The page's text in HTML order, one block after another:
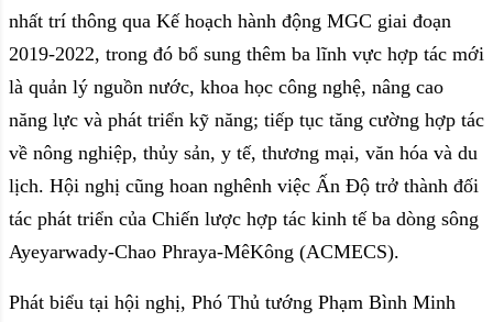
nhất trí thông qua Kế hoạch hành động MGC giai đoạn
2019-2022, trong đó bổ sung thêm ba lĩnh vực hợp tác mới
là quản lý nguồn nước, khoa học công nghệ, nâng cao
năng lực và phát triển kỹ năng; tiếp tục tăng cường hợp tác
về nông nghiệp, thủy sản, y tế, thương mại, văn hóa và du
lịch. Hội nghị cũng hoan nghênh việc Ấn Độ trở thành đối
tác phát triển của Chiến lược hợp tác kinh tế ba dòng sông
Ayeyarwady-Chao Phraya-MêKông (ACMECS).
Phát biểu tại hội nghị, Phó Thủ tướng Phạm Bình Minh